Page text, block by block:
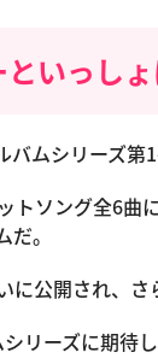
いっし
バムシリーズ第
トソング全6曲
。
公開され、
リーズに期待